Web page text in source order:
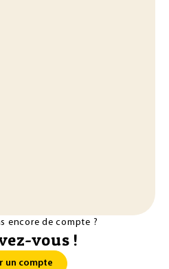
encore de compte ?
vous !
un compte